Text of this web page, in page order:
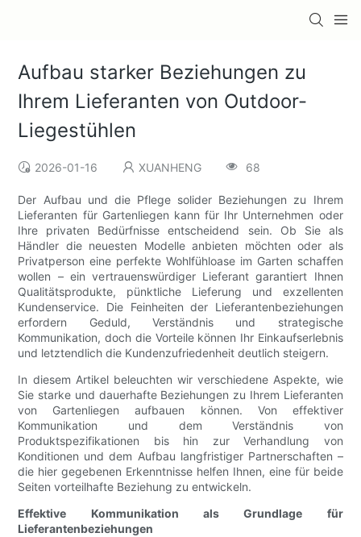
Aufbau starker Beziehungen zu
Ihrem Lieferanten von Outdoor-
Liegestühlen
2026-01-16 XUANHENG 68
Der Aufbau und die Pflege solider Beziehungen zu Ihrem
Lieferanten für Gartenliegen kann für Ihr Unternehmen oder
Ihre privaten Bedürfnisse entscheidend sein. Ob Sie als
Händler die neuesten Modelle anbieten möchten oder als
Privatperson eine perfekte Wohlfühloase im Garten schaffen
wollen – ein vertrauenswürdiger Lieferant garantiert Ihnen
Qualitätsprodukte, pünktliche Lieferung und exzellenten
Kundenservice. Die Feinheiten der Lieferantenbeziehungen
erfordern Geduld, Verständnis und strategische
Kommunikation, doch die Vorteile können Ihr Einkaufserlebnis
und letztendlich die Kundenzufriedenheit deutlich steigern.
In diesem Artikel beleuchten wir verschiedene Aspekte, wie
Sie starke und dauerhafte Beziehungen zu Ihrem Lieferanten
von Gartenliegen aufbauen können. Von effektiver
Kommunikation und dem Verständnis von
Produktspezifikationen bis hin zur Verhandlung von
Konditionen und dem Aufbau langfristiger Partnerschaften –
die hier gegebenen Erkenntnisse helfen Ihnen, eine für beide
Seiten vorteilhafte Beziehung zu entwickeln.
Effektive Kommunikation als Grundlage für
Lieferantenbeziehungen